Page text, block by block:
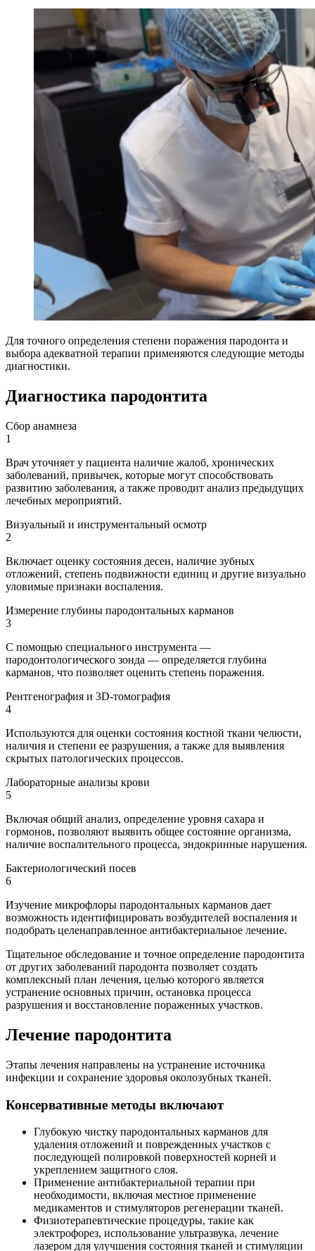
Для точного определения степени поражения пародонта и
выбора адекватной терапии применяются следующие методы
диагностики.
Диагностика пародонтита
Сбор анамнеза
1
Врач уточняет у пациента наличие жалоб, хронических
заболеваний, привычек, которые могут способствовать
развитию заболевания, а также проводит анализ предыдущих
лечебных мероприятий.
Визуальный и инструментальный осмотр
2
Включает оценку состояния десен, наличие зубных
отложений, степень подвижности единиц и другие визуально
уловимые признаки воспаления.
Измерение глубины пародонтальных карманов
3
С помощью специального инструмента —
пародонтологического зонда — определяется глубина
карманов, что позволяет оценить степень поражения.
Рентгенография и 3D-томография
4
Используются для оценки состояния костной ткани челюсти,
наличия и степени ее разрушения, а также для выявления
скрытых патологических процессов.
Лабораторные анализы крови
5
Включая общий анализ, определение уровня сахара и
гормонов, позволяют выявить общее состояние организма,
наличие воспалительного процесса, эндокринные нарушения.
Бактериологический посев
6
Изучение микрофлоры пародонтальных карманов дает
возможность идентифицировать возбудителей воспаления и
подобрать целенаправленное антибактериальное лечение.
Тщательное обследование и точное определение пародонтита
от других заболеваний пародонта позволяет создать
комплексный план лечения, целью которого является
устранение основных причин, остановка процесса
разрушения и восстановление пораженных участков.
Лечение пародонтита
Этапы лечения направлены на устранение источника
инфекции и сохранение здоровья околозубных тканей.
Консервативные методы включают
Глубокую чистку пародонтальных карманов для
удаления отложений и поврежденных участков с
последующей полировкой поверхностей корней и
укреплением защитного слоя.
Применение антибактериальной терапии при
необходимости, включая местное применение
медикаментов и стимуляторов регенерации тканей.
Физиотерапевтические процедуры, такие как
электрофорез, использование ультразвука, лечение
лазером для улучшения состояния тканей и стимуляции